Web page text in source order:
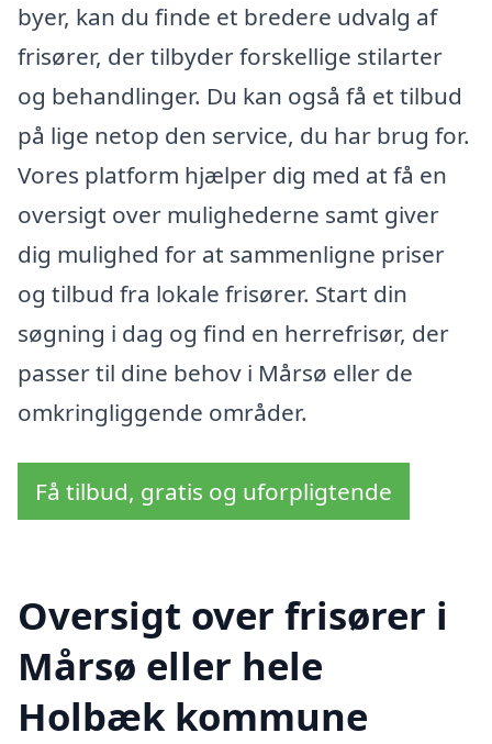
byer, kan du finde et bredere udvalg af
frisører, der tilbyder forskellige stilarter
og behandlinger. Du kan også få et tilbud
på lige netop den service, du har brug for.
Vores platform hjælper dig med at få en
oversigt over mulighederne samt giver
dig mulighed for at sammenligne priser
og tilbud fra lokale frisører. Start din
søgning i dag og find en herrefrisør, der
passer til dine behov i Mårsø eller de
omkringliggende områder.
Få tilbud, gratis og uforpligtende
Oversigt over frisører i
Mårsø eller hele
Holbæk kommune